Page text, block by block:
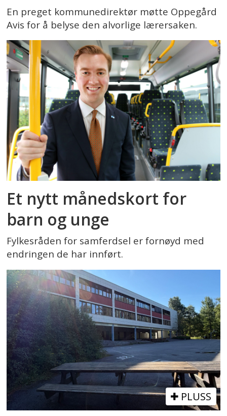
En preget kommunedirektør møtte Oppegård
Avis for å belyse den alvorlige lærersaken.
Et nytt månedskort for
barn og unge
Fylkesråden for samferdsel er fornøyd med
endringen de har innført.
PLUSS